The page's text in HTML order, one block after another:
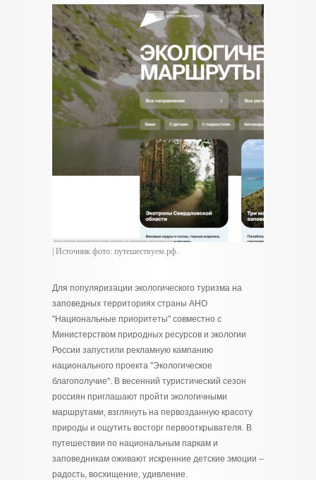
| Источник фото: путешествуем.рф.
Для популяризации экологического туризма на
заповедных территориях страны АНО
"Национальные приоритеты" совместно с
Министерством природных ресурсов и экологии
России запустили рекламную кампанию
национального проекта "Экологическое
благополучие". В весенний туристический сезон
россиян приглашают пройти экологичными
маршрутами, взглянуть на первозданную красоту
природы и ощутить восторг первооткрывателя. В
путешествии по национальным паркам и
заповедникам оживают искренние детские эмоции –
радость, восхищение, удивление.